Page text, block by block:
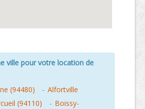
ville pour votre location de
(94480)
- Alfortville
(94110) - Boissy-